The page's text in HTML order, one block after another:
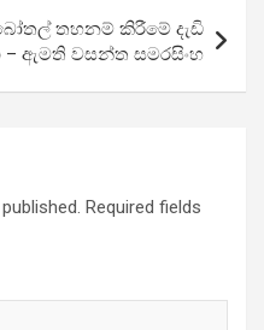
තහනම් කිරීමේ දැඩි
ඇමති වසන්ත සමරසිංහ
Required fields